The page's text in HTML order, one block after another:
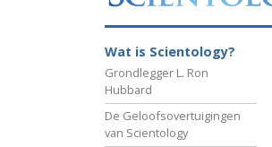
Wat is Scientology?
Grondlegger L. Ron
Hubbard
De Geloofsovertuigingen
van Scientology